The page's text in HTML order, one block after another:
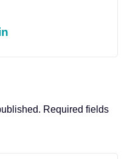
Required fields